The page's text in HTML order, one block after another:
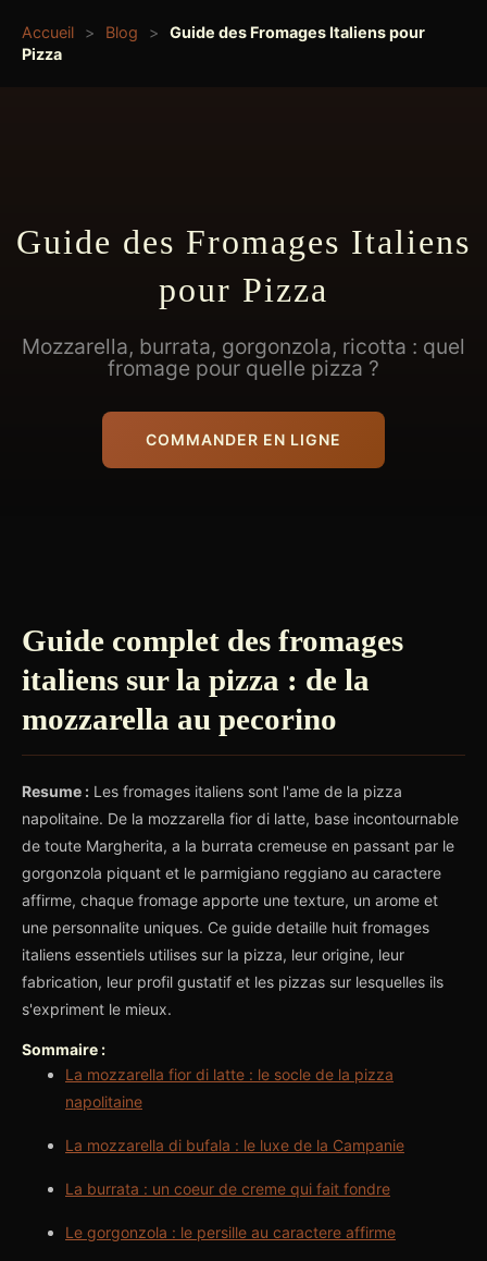
Accueil > Blog >
Guide des Fromages Italiens pour
Pizza
Guide des Fromages Italiens
pour Pizza
Mozzarella, burrata, gorgonzola, ricotta : quel
fromage pour quelle pizza ?
COMMANDER EN LIGNE
Guide complet des fromages
italiens sur la pizza : de la
mozzarella au pecorino
Resume : Les fromages italiens sont l'ame de la pizza
napolitaine. De la mozzarella fior di latte, base incontournable
de toute Margherita, a la burrata cremeuse en passant par le
gorgonzola piquant et le parmigiano reggiano au caractere
affirme, chaque fromage apporte une texture, un arome et
une personnalite uniques. Ce guide detaille huit fromages
italiens essentiels utilises sur la pizza, leur origine, leur
fabrication, leur profil gustatif et les pizzas sur lesquelles ils
s'expriment le mieux.
Sommaire :
La mozzarella fior di latte : le socle de la pizza
napolitaine
La mozzarella di bufala : le luxe de la Campanie
La burrata : un coeur de creme qui fait fondre
Le gorgonzola : le persille au caractere affirme